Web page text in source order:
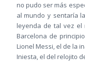
no pudo ser más
al mundo y sentaría
leyenda de tal vez el
Barcelona de
Lionel Messi, el de la
Iniesta, el del relojito